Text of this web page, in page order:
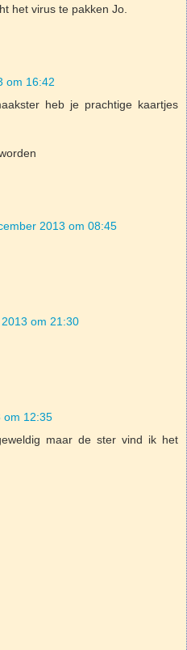
het virus te pakken Jo.
om 16:42
heb je prachtige kaartjes
2013 om 08:45
om 21:30
om 12:35
maar de ster vind ik het